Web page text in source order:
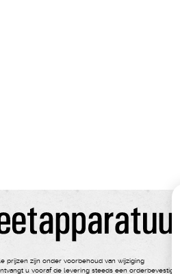
prijzen zijn onder voorbehoud van wijziging
u vooraf de levering steeds een orderbevestiging